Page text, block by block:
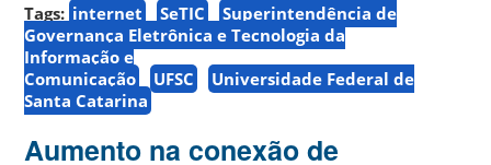
Tags: internet SeTIC
Superintendência de
Governança Eletrônica e Tecnologia da
Informação e
Comunicação
UFSC
Universidade Federal de
Santa Catarina
Aumento na conexão de